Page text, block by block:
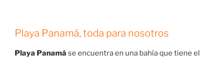
Playa Panamá, toda para nosotros
Playa Panamá se encuentra en una bahía que tiene el